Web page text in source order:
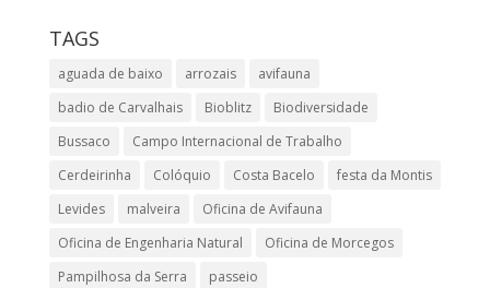
TAGS
aguada de baixo arrozais
avifauna
badio de Carvalhais
Bioblitz
Biodiversidade
Bussaco
Campo Internacional de Trabalho
Cerdeirinha
Colóquio Costa Bacelo
festa da Montis
Levides
malveira
Oficina de Avifauna
Oficina de Engenharia Natural
Oficina de Morcegos
Pampilhosa da Serra
passeio